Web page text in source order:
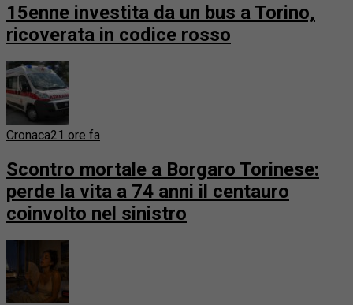
15enne investita da un bus a Torino,
ricoverata in codice rosso
Cronaca21 ore fa
Scontro mortale a Borgaro Torinese:
perde la vita a 74 anni il centauro
coinvolto nel sinistro